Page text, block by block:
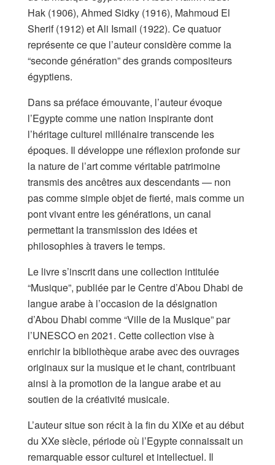
Hak (1906), Ahmed Sidky (1916), Mahmoud El
Sherif (1912) et Ali Ismail (1922). Ce quatuor
représente ce que l’auteur considère comme la
“seconde génération” des grands compositeurs
égyptiens.
Dans sa préface émouvante, l’auteur évoque
l’Egypte comme une nation inspirante dont
l’héritage culturel millénaire transcende les
époques. Il développe une réflexion profonde sur
la nature de l’art comme véritable patrimoine
transmis des ancêtres aux descendants — non
pas comme simple objet de fierté, mais comme un
pont vivant entre les générations, un canal
permettant la transmission des idées et
philosophies à travers le temps.
Le livre s’inscrit dans une collection intitulée
“Musique”, publiée par le Centre d’Abou Dhabi de
langue arabe à l’occasion de la désignation
d’Abou Dhabi comme “Ville de la Musique” par
l’UNESCO en 2021. Cette collection vise à
enrichir la bibliothèque arabe avec des ouvrages
originaux sur la musique et le chant, contribuant
ainsi à la promotion de la langue arabe et au
soutien de la créativité musicale.
L’auteur situe son récit à la fin du XIXe et au début
du XXe siècle, période où l’Egypte connaissait un
remarquable essor culturel et intellectuel. Il